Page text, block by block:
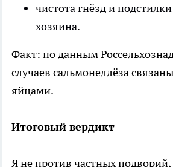
чистота гнёзд и
хозяина.
Факт: по данным
случаев сальмонеллёза
яйцами.
Итоговый вердикт
Я не против частных подворий,